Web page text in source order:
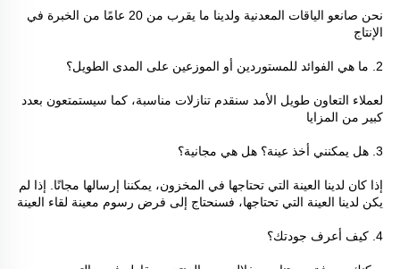
الإنتاج
2. ما هي الفوائد للمستوردين أو الموزعين على المدى الطويل؟
كبير من المزايا
3. هل يمكنني أخذ عينة؟ هل هي مجانية؟
يكن لدينا العينة التي تحتاجها، فسنحتاج إلى فرض رسوم معينة لقاء العينة
4. كيف أعرف جودتك؟